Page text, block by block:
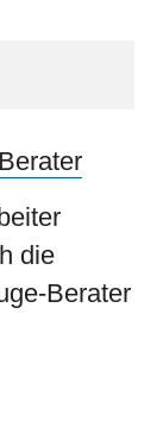
die
Berater